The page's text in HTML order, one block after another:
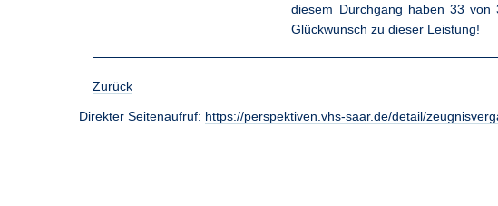
diesem Durchgang haben 33 von
Glückwunsch zu dieser Leistung!
Zurück
Direkter Seitenaufruf: https://perspektiven.vhs-saar.de/detail/